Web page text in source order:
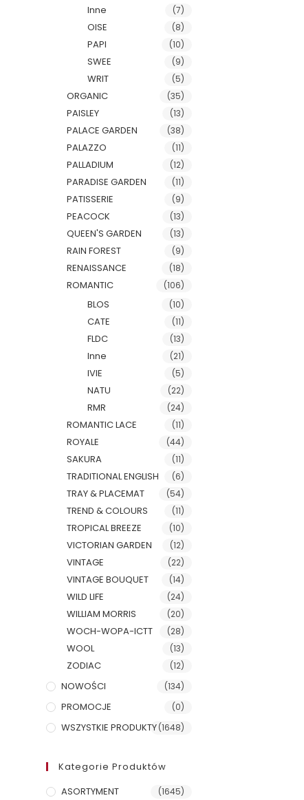
Inne (7)
OISE (8)
PAPI (10)
SWEE (9)
WRIT (5)
ORGANIC (35)
PAISLEY (13)
PALACE GARDEN (38)
PALAZZO (11)
PALLADIUM (12)
PARADISE GARDEN (11)
PATISSERIE (9)
PEACOCK (13)
QUEEN'S GARDEN (13)
RAIN FOREST (9)
RENAISSANCE (18)
ROMANTIC (106)
BLOS (10)
CATE (11)
FLDC (13)
Inne (21)
IVIE (5)
NATU (22)
RMR (24)
ROMANTIC LACE (11)
ROYALE (44)
SAKURA (11)
TRADITIONAL ENGLISH (6)
TRAY & PLACEMAT (54)
TREND & COLOURS (11)
TROPICAL BREEZE (10)
VICTORIAN GARDEN (12)
VINTAGE (22)
VINTAGE BOUQUET (14)
WILD LIFE (24)
WILLIAM MORRIS (20)
WOCH-WOPA-ICTT (28)
WOOL (13)
ZODIAC (12)
NOWOŚCI (134)
PROMOCJE (0)
WSZYSTKIE PRODUKTY(1648)
Kategorie Produktów
ASORTYMENT
(1645)